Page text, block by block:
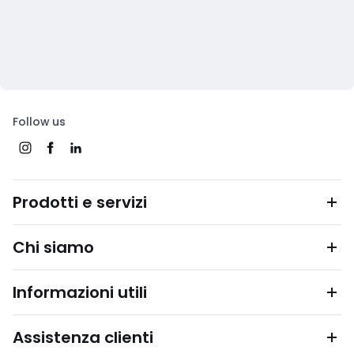
Follow us
Prodotti e servizi
Chi siamo
Informazioni utili
Assistenza clienti